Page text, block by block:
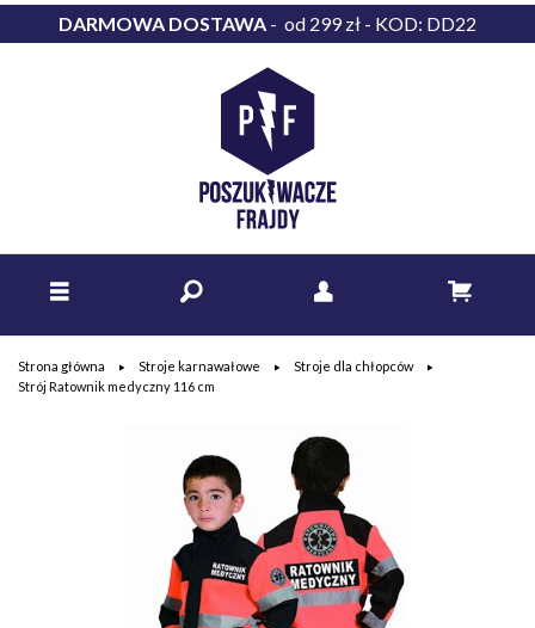
DARMOWA DOSTAWA - od 299 zł - KOD: DD22
Strona główna Stroje karnawałowe
Stroje dla chłopców
Strój Ratownik medyczny 116 cm